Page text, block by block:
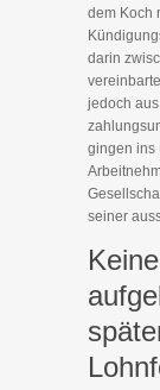
dem Koch
darin
jedoch
gingen ins
seiner